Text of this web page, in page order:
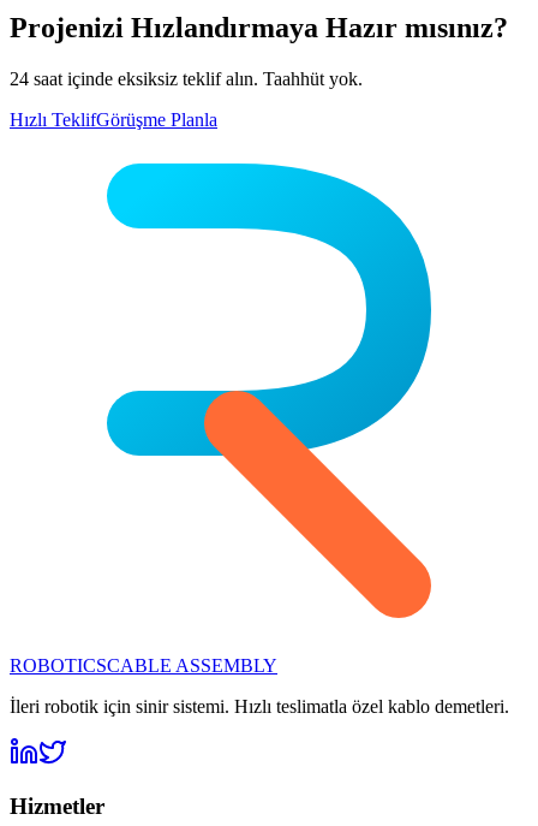
Projenizi Hızlandırmaya Hazır mısınız?
24 saat içinde eksiksiz teklif alın. Taahhüt yok.
Hızlı TeklifGörüşme Planla
ROBOTICSCABLE ASSEMBLY
İleri robotik için sinir sistemi. Hızlı teslimatla özel kablo demetleri.
Hizmetler